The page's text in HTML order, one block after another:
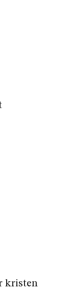
kristen